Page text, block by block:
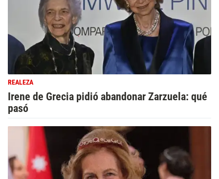
REALEZA
Irene de Grecia pidió abandonar Zarzuela: qué
pasó